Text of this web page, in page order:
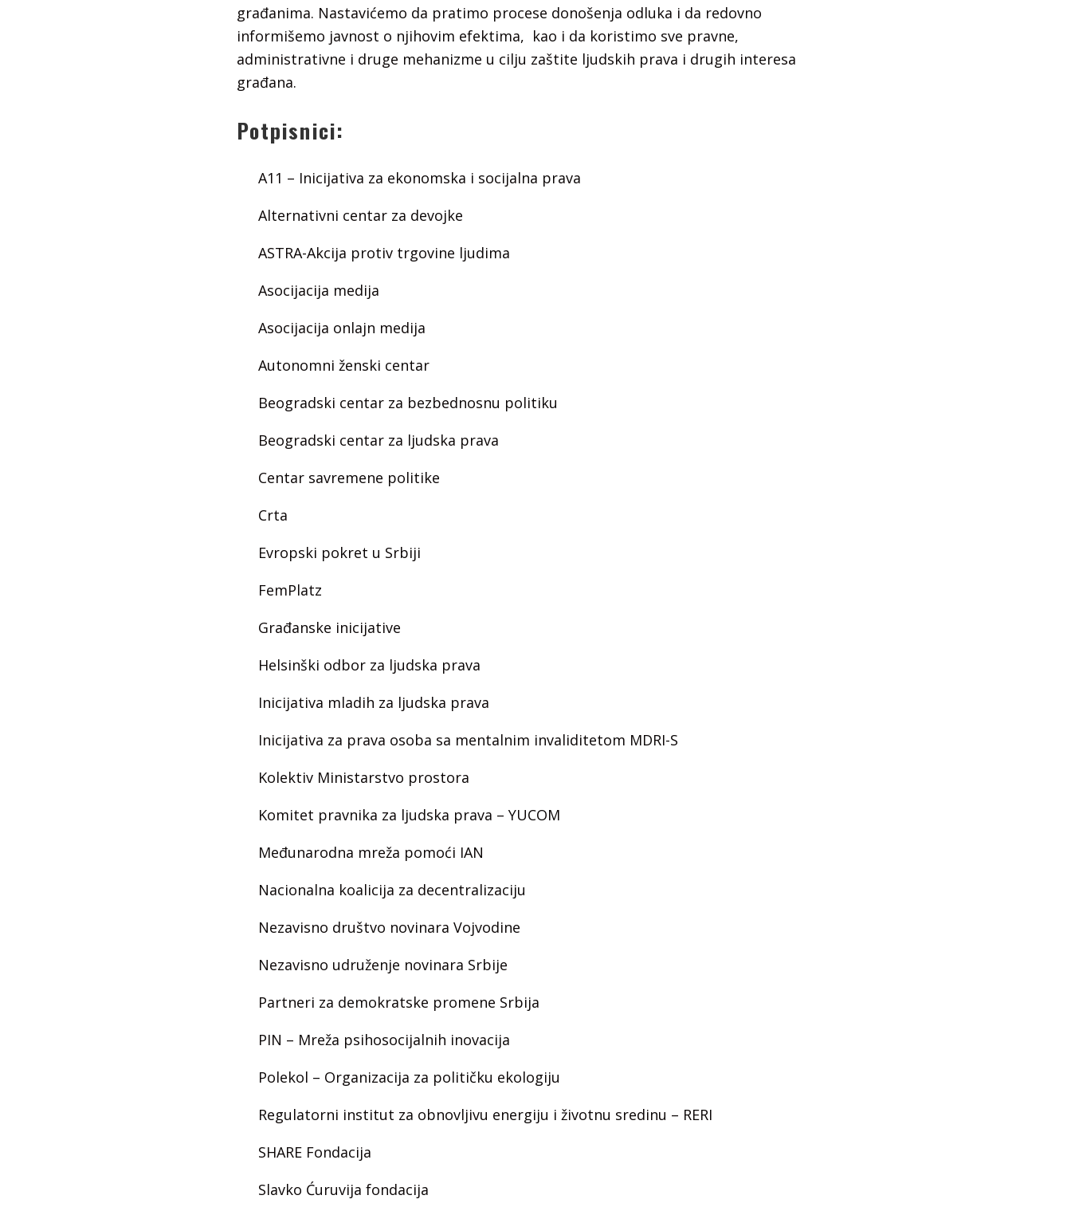
građanima. Nastavićemo da pratimo procese donošenja odluka i da redovno
informišemo javnost o njihovim efektima, kao i da koristimo sve pravne,
administrativne i druge mehanizme u cilju zaštite ljudskih prava i drugih interesa
građana.
Potpisnici:
A11 – Inicijativa za ekonomska i socijalna prava
Alternativni centar za devojke
ASTRA-Akcija protiv trgovine ljudima
Asocijacija medija
Asocijacija onlajn medija
Autonomni ženski centar
Beogradski centar za bezbednosnu politiku
Beogradski centar za ljudska prava
Centar savremene politike
Crta
Evropski pokret u Srbiji
FemPlatz
Građanske inicijative
Helsinški odbor za ljudska prava
Inicijativa mladih za ljudska prava
Inicijativa za prava osoba sa mentalnim invaliditetom MDRI-S
Kolektiv Ministarstvo prostora
Komitet pravnika za ljudska prava – YUCOM
Međunarodna mreža pomoći IAN
Nacionalna koalicija za decentralizaciju
Nezavisno društvo novinara Vojvodine
Nezavisno udruženje novinara Srbije
Partneri za demokratske promene Srbija
PIN – Mreža psihosocijalnih inovacija
Polekol – Organizacija za političku ekologiju
Regulatorni institut za obnovljivu energiju i životnu sredinu – RERI
SHARE Fondacija
Slavko Ćuruvija fondacija